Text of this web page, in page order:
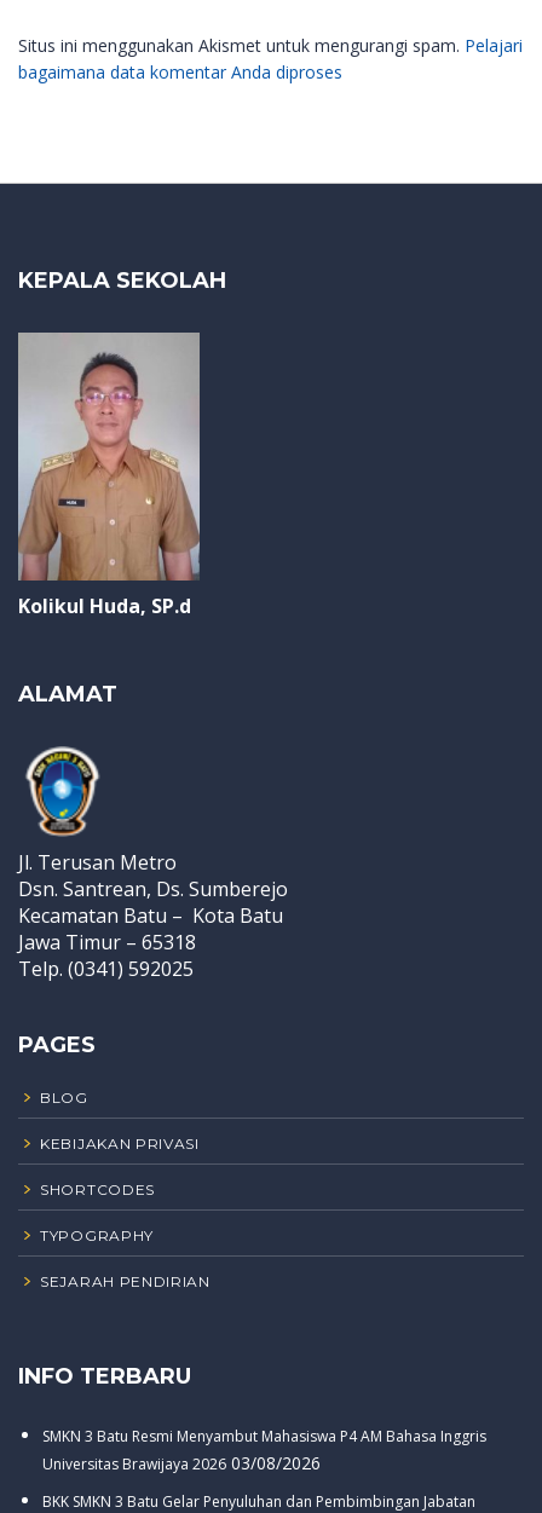
Situs ini menggunakan Akismet untuk mengurangi spam. Pelajari
bagaimana data komentar Anda diproses
KEPALA SEKOLAH
Kolikul Huda, SP.d
ALAMAT
Jl. Terusan Metro
Dsn. Santrean, Ds. Sumberejo
Kecamatan Batu – Kota Batu
Jawa Timur – 65318
Telp. (0341) 592025
PAGES
BLOG
KEBIJAKAN PRIVASI
SHORTCODES
TYPOGRAPHY
SEJARAH PENDIRIAN
INFO TERBARU
SMKN 3 Batu Resmi Menyambut Mahasiswa P4 AM Bahasa Inggris
Universitas Brawijaya 2026 03/08/2026
BKK SMKN 3 Batu Gelar Penyuluhan dan Pembimbingan Jabatan